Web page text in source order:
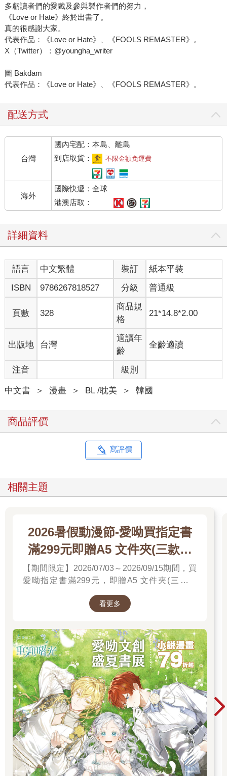
多虧讀者們的愛戴及參與製作者們的努力，
《Love or Hate》終於出書了。
真的很感謝大家。
代表作品：《Love or Hate》、《FOOLS REMASTER》。
X（Twitter）：@youngha_writer
圖 Bakdam
代表作品：《Love or Hate》、《FOOLS REMASTER》。
配送方式
台灣
國內宅配：本島、離島
到店取貨：
不限金額免運費
海外
國際快遞：全球
港澳店取：
詳細資料
語言 中文繁體 裝訂
紙本平裝
ISBN
9786267818527 分級 普通級
頁數 328
商品規
格
21*14.8*2.00
出版地 台灣
適讀年
齡
全齡適讀
注音 級別
中文書 ＞ 漫畫 ＞ BL /耽美 ＞ 韓國
商品評價
寫評價
相關主題
2026暑假動漫節-愛呦買指定書
滿299元即贈A5 文件夾(三款隨
機)
【期間限定】2026/07/03～2026/09/15期間，買
愛呦指定書滿299元，即贈A5 文件夾(三款隨
看更多